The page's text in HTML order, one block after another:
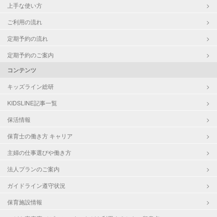
上手な使い方
ご利用の流れ
定期予約の流れ
定期予約のご案内
コンテンツ
キッズライン総研
KIDSLINE記事一覧
保活情報
保育士の働き方 キャリア
主婦の仕事選びや働き方
法人プランのご案内
ガイドライン遵守状況
保育施設情報